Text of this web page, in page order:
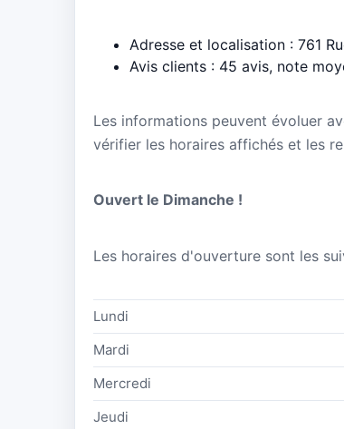
Adresse et localisation : 761
Avis clients : 45 avis, note
Les informations peuvent évoluer
vérifier les horaires affichés et les
Ouvert le Dimanche !
Les horaires d'ouverture sont les
Lundi
Mardi
Mercredi
Jeudi